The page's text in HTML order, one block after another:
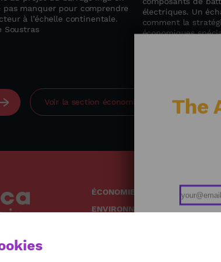
pas manquer pour comprendre
à l’échelle continentale.
Soustras
électriques. Un
comment la
économiques
Voir la section économie
ÉCONOMIE
ENVIRONNEMENT
The